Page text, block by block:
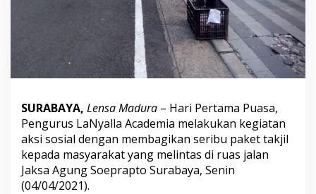
i
a
j
i
SURABAYA, Lensa Madura – Hari Pertama Puasa,
Pengurus LaNyalla Academia melakukan kegiatan
aksi sosial dengan membagikan seribu paket takjil
kepada masyarakat yang melintas di ruas jalan
Jaksa Agung Soeprapto Surabaya, Senin
(04/04/2021).